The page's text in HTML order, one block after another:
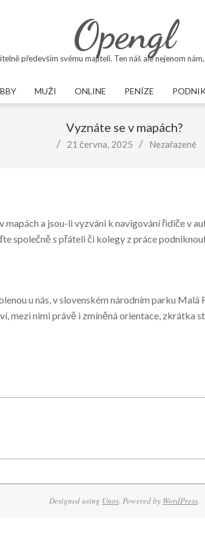
Opengl
především svému majiteli. Ten náš ale nejenom
Primary
Menu
MUŽI ONLINE PENÍZE
Vyznáte se v mapách?
21 června, 2025 Nezařazené
a jsou-li vyzváni k navigování řidiče v
společně s přáteli či kolegy z práce
u nás, v slovenském národním parku
mezi nimi právě i zmíněná orientace, zkrátka
Designed using Unos. Powered by WordPress.